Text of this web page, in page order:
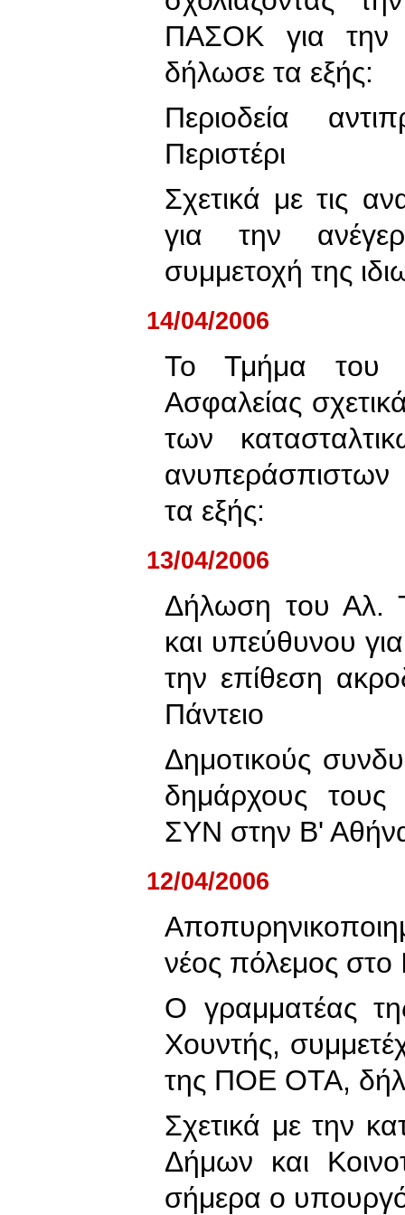
ΠΑΣΟΚ για την
δήλωσε τα εξής:
Περιοδεία
Περιστέρι
Σχετικά με τις
για την
συμμετοχή της
14/04/2006
Το Τμήμα του
Ασφαλείας
των
τα εξής:
13/04/2006
Δήλωση του Αλ.
και υπεύθυνου
την επίθεση
Πάντειο
Δημοτικούς
δημάρχους τους
ΣΥΝ στην Β'
12/04/2006
νέος πόλεμος στο
Ο γραμματέας
Χουντής,
της ΠΟΕ ΟΤΑ,
Σχετικά με την
Δήμων και
σήμερα ο